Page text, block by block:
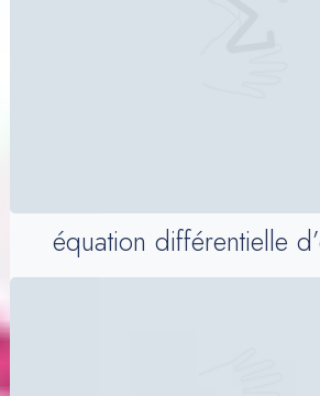
équation différentielle